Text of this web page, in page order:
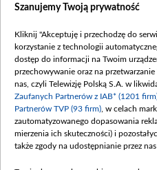
Procedura
Szanujemy Twoją prywatność
Kliknij "Akceptuję i przechodzę do
korzystanie z technologii
dostęp do informacji na Twoim
przechowywanie oraz na
nas, czyli Telewizję Polską S.A. w
Zaufanych Partnerów z IAB* (1201
Partnerów TVP (93 firm) , w celach
zautomatyzowanego dopasowania
mierzenia ich skuteczności) i
także zgody na udostępnianie przez